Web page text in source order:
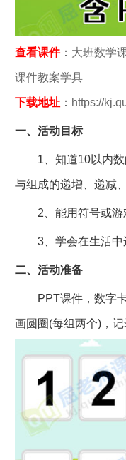
查看课件： 大班数学
课件教案学具
下载地址： https://
一、活动目标
1、知道10以内数
与组成的递增、递减
2、能用符号或游
3、学会在生活中
二、活动准备
PPT课件，数字卡
画圆圈(每组两个)，记